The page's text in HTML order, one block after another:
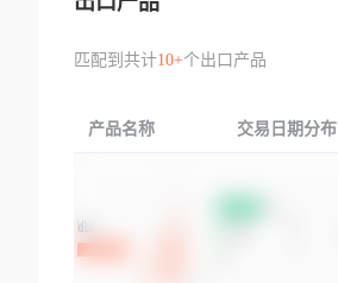
匹配到共计10+个出口产品
产品名称 交易日期分布